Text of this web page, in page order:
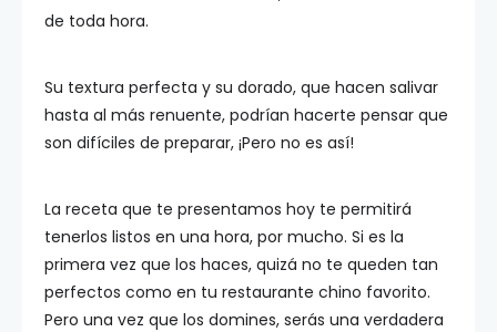
de toda hora.
Su textura perfecta y su dorado, que hacen salivar
hasta al más renuente, podrían hacerte pensar que
son difíciles de preparar, ¡Pero no es así!
La receta que te presentamos hoy te permitirá
tenerlos listos en una hora, por mucho. Si es la
primera vez que los haces, quizá no te queden tan
perfectos como en tu restaurante chino favorito.
Pero una vez que los domines, serás una verdadera